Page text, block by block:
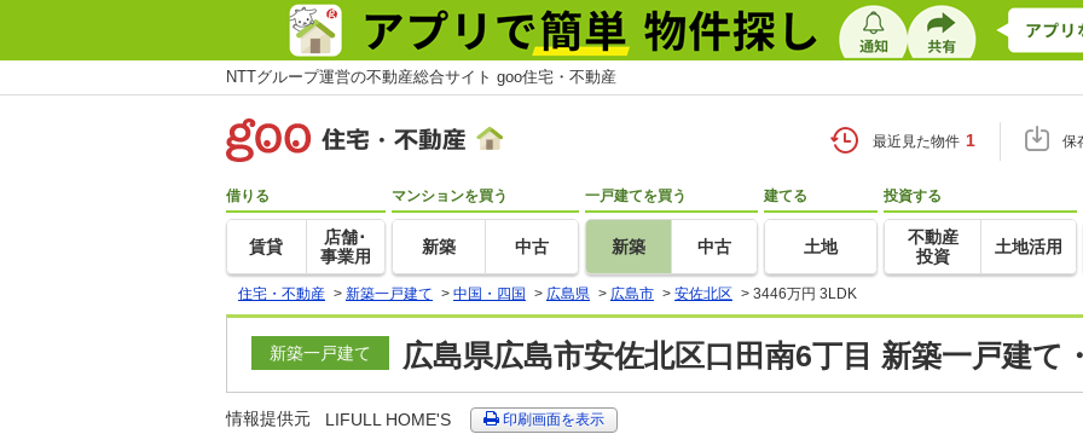
NTTグループ運営の不動産総合サイト goo住宅・不動産
最近見た物件 1 保
借りる
賃貸
店舗･
事業用
マンションを買う
新築 中古
一戸建てを買う
新築 中古
建てる
土地
投資する
不動産
投資
土地活用
住宅・不動産 > 新築一戸建て > 中国・四国 > 広島県 > 広島市 > 安佐北区 > 3446万円 3LDK
新築一戸建て 広島県広島市安佐北区口田南6丁目 新築一戸建て
情報提供元 LIFULL HOME'S 印刷画面を表示